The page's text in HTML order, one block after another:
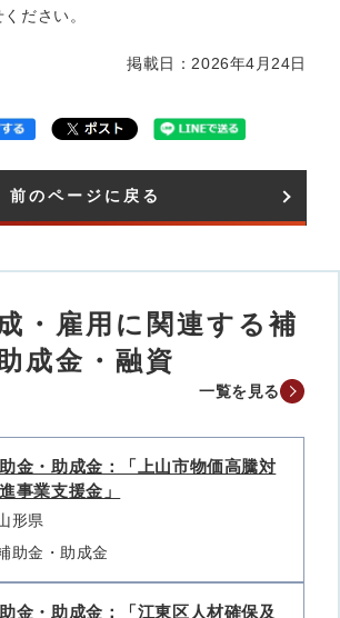
ださい。
掲載日：2026年4月24日
前のページに戻る
・雇用に関連する補
成金・融資
一覧を見る
助金・助成金：「上山市物価高騰対
事業支援金」
形県
助金・助成金
助金・助成金：「江東区人材確保及